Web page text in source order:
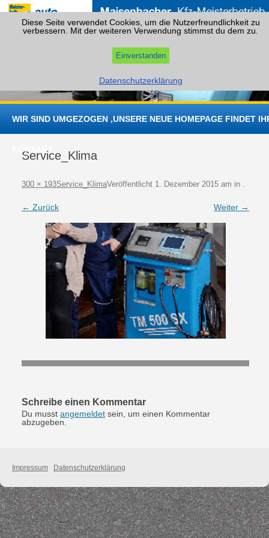
Inhalt
springen
WIR SIND UMGEZOGEN ,UNSERE NEUE HOMEPAGE FINDET
KONTAKT
Service_Klima
Veröffentlicht 1. Dezember 2015 am
300 × 193 in
Service_Klima .
← Zurück Weiter →
Schreibe einen Kommentar
Du musst angemeldet sein, um einen Kommentar
abzugeben.
Impressum Datenschutzerklärung
Diese Seite verwendet Cookies, um die Nutzerfreundlichkeit zu
verbessern. Mit der weiteren Verwendung stimmst du dem zu.
Einverstanden
Datenschutzerklärung